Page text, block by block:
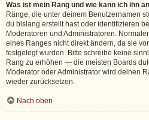
Was ist mein Rang und wie kann ich ihn
Ränge, die unter deinem Benutzernamen
du bislang erstellt hast oder identifizieren
Moderatoren und Administratoren.
eines Ranges nicht direkt ändern, da sie
festgelegt wurden. Bitte schreibe keine
Rang zu erhöhen — die meisten Boards
Moderator oder Administrator wird deinen
wieder zurücksetzen.
Nach oben